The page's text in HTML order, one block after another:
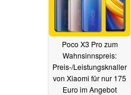
Poco X3 Pro zum
Wahnsinnspreis:
Preis-/Leistungsknaller
von Xiaomi für nur 175
Euro im Angebot